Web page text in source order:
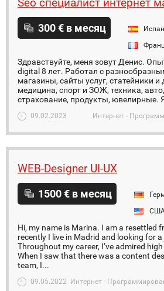
300 € в месяц
Здравствуйте, меня зовут Денис.
digital 8 лет. Работал с
магазины, сайты услуг, статейники и
медицина, спорт и ЗОЖ, техника,
страхование, продукты, ювелирные.
09.02.2023 Интернет -
WEB-Designer UI-UX
1500 € в месяц
Hi, my name is Marina. I am a resettled
recently I live in Madrid and looking for
Throughout my career, I’ve admired
When I saw that there was a content
team, I...
09.05.2022 Интернет -